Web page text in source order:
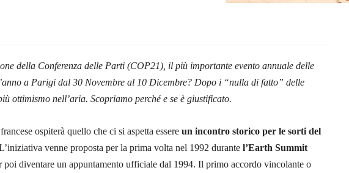
della Conferenza delle Parti (COP21), il più importante evento annuale delle
a Parigi dal 30 Novembre al 10 Dicembre? Dopo i “nulla di fatto” delle
ottimismo nell’aria. Scopriamo perché e se è giustificato.
ospiterà quello che ci si aspetta essere un incontro storico per le sorti del
venne proposta per la prima volta nel 1992 durante l’Earth Summit
poi diventare un appuntamento ufficiale dal 1994. Il primo accordo vincolante o